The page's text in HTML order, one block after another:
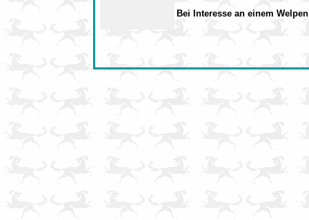
Bei Interesse an einem